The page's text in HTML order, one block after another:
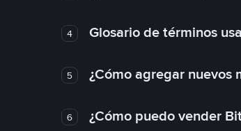
4 Glosario de términos
5 ¿Cómo agregar nuevos
6 ¿Cómo puedo vender